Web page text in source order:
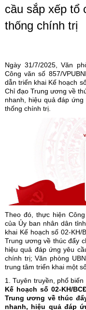
cầu sắp xếp tổ
thống chính trị
Ngày 31/7/2025, Văn
Công văn số 857/
dẫn triển khai Kế hoạch
Chỉ đạo Trung ương về
nhanh, hiệu quả đáp
thống chính trị.
Theo đó, thực hiện
của Ủy ban nhân dân
khai Kế hoạch số 02-KH/
Trung ương về thúc đẩy
hiệu quả đáp ứng yêu
chính trị; Văn phòng
trung tâm triển khai một
1. Tuyên truyền, phổ biến
Kế hoạch số 02-KH/
Trung ương về thúc
nhanh, hiệu quả đáp